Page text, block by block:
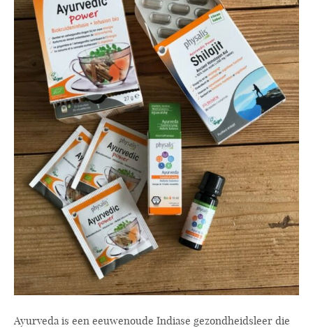
Ayurveda is een eeuwenoude Indiase gezondheidsleer die